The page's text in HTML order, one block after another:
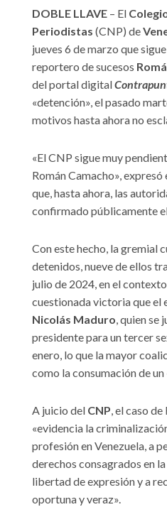
DOBLE LLAVE – El
Periodistas (CNP) de
jueves 6 de marzo que
reportero de sucesos
del portal digital
«detención», el pasado
motivos hasta ahora no
«El CNP sigue muy
Román Camacho», expresó
que, hasta ahora, las
confirmado públicamente
Con este hecho, la gremial
detenidos, nueve de ellos
julio de 2024, en el
cuestionada victoria que el
Nicolás Maduro, quien se
presidente para un tercer
enero, lo que la mayor
como la consumación de
A juicio del CNP, el caso
«evidencia la
profesión en Venezuela, a
derechos consagrados en
libertad de expresión y a
oportuna y veraz».